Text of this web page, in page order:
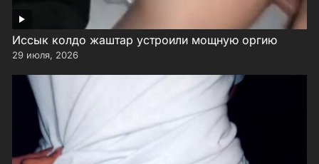
Иссык колдо жаштар устроили мощную оргию
29 июля, 2026